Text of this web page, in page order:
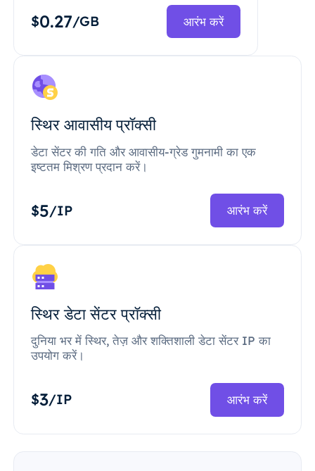
$0.27/GB आरंभ करें
स्थिर आवासीय प्रॉक्सी
डेटा सेंटर की गति और आवासीय-ग्रेड गुमनामी का एक
इष्टतम मिश्रण प्रदान करें।
$5/IP आरंभ करें
स्थिर डेटा सेंटर प्रॉक्सी
दुनिया भर में स्थिर, तेज़ और शक्तिशाली डेटा सेंटर IP का
उपयोग करें।
$3/IP आरंभ करें